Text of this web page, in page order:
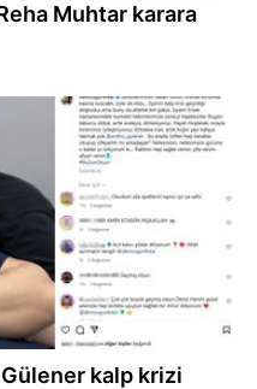
Muhtar karara
kalp krizi